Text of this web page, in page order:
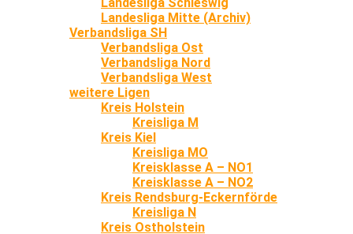
Landesliga Mitte (Archiv)
Verbandsliga SH
Verbandsliga Ost
Verbandsliga Nord
Verbandsliga West
weitere Ligen
Kreis Holstein
Kreisliga M
Kreis Kiel
Kreisliga MO
Kreisklasse A – NO1
Kreisklasse A – NO2
Kreis Rendsburg-Eckernförde
Kreisliga N
Kreis Ostholstein